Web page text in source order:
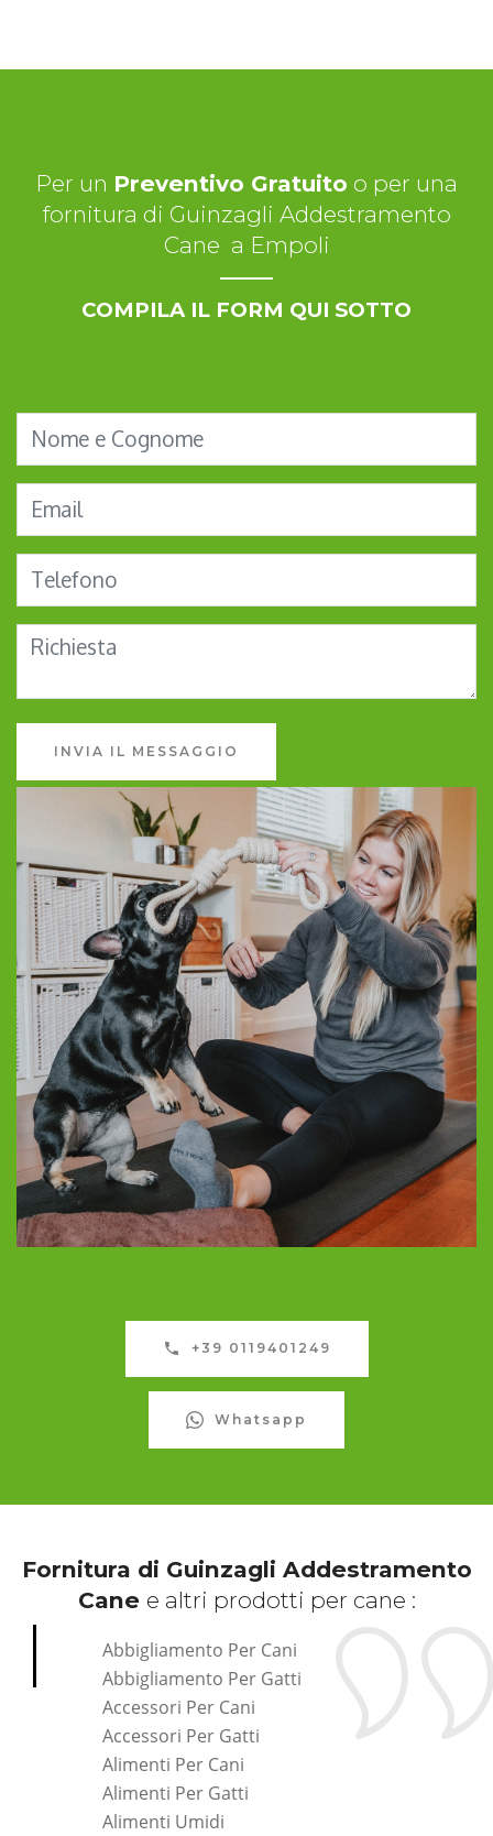
Per un Preventivo Gratuito o per una
fornitura di Guinzagli Addestramento
Cane a Empoli
COMPILA IL FORM QUI SOTTO
INVIA IL MESSAGGIO
+39 0119401249
Whatsapp
Fornitura di Guinzagli Addestramento
Cane e altri prodotti per cane :
Abbigliamento Per Cani
Abbigliamento Per Gatti
Accessori Per Cani
Accessori Per Gatti
Alimenti Per Cani
Alimenti Per Gatti
Alimenti Umidi